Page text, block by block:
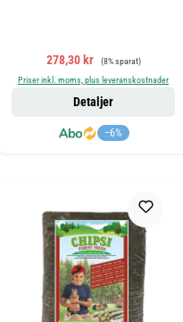
Försäljningspris:
278,30 kr Ordinarie pris:
(8% sparat)
Priser inkl. moms, plus leveranskostnader
−6%
Detaljer